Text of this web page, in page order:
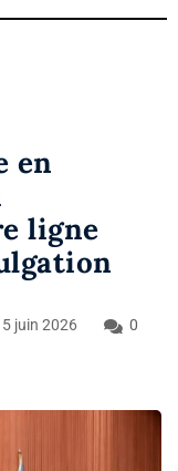
en
ligne
juin 2026 0